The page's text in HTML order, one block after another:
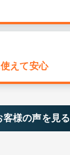
えて安心
客様の声を見る